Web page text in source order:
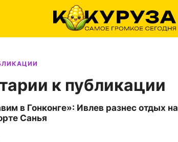
к публикации
в Гонконге»: Ивлев разнес отдых на
Санья